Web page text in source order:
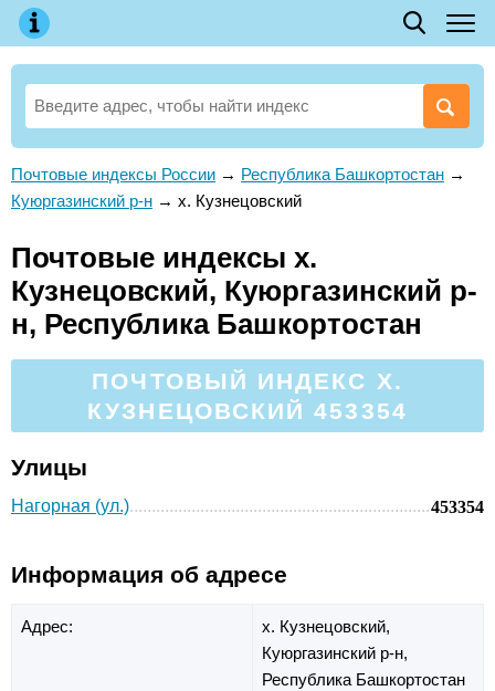
Почтовые индексы России → Республика Башкортостан →
Куюргазинский р-н → х. Кузнецовский
Почтовые индексы х.
Кузнецовский, Куюргазинский р-
н, Республика Башкортостан
ПОЧТОВЫЙ ИНДЕКС Х.
КУЗНЕЦОВСКИЙ 453354
Улицы
Нагорная (ул.) 453354
Информация об адресе
Адрес:
х. Кузнецовский,
Куюргазинский р-н,
Республика Башкортостан